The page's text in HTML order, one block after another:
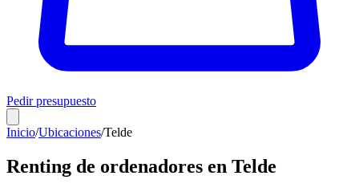
Pedir presupuesto
Inicio/Ubicaciones/Telde
Renting de ordenadores en Telde